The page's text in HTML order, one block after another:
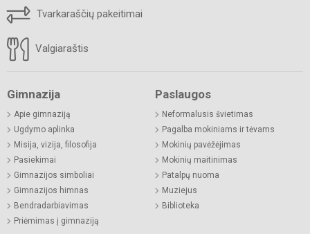
Tvarkaraščių pakeitimai
Valgiaraštis
Gimnazija
Apie gimnaziją
Ugdymo aplinka
Misija, vizija, filosofija
Pasiekimai
Gimnazijos simboliai
Gimnazijos himnas
Bendradarbiavimas
Priėmimas į gimnaziją
Paslaugos
Neformalusis švietimas
Pagalba mokiniams ir tėvams
Mokinių pavėžėjimas
Mokinių maitinimas
Patalpų nuoma
Muziejus
Biblioteka